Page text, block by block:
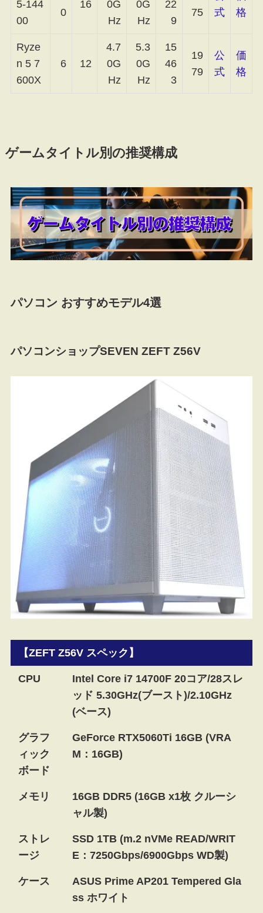
5-144
00
0
16
0G
Hz
0G
Hz
22
9
75
式
格
Ryze
n 5 7
600X
6 12
4.7
0G
Hz
5.3
0G
Hz
15
46
3
19
79
公
式
価
格
ゲームタイトル別の推奨構成
パソコン おすすめモデル4選
パソコンショップSEVEN ZEFT Z56V
【ZEFT Z56V スペック】
CPU
Intel Core i7 14700F 20コア/28スレ
ッド 5.30GHz(ブースト)/2.10GHz
(ベース)
グラフ
ィック
ボード
GeForce RTX5060Ti 16GB (VRA
M：16GB)
メモリ
16GB DDR5 (16GB x1枚 クルーシ
ャル製)
ストレ
ージ
SSD 1TB (m.2 nVMe READ/WRIT
E：7250Gbps/6900Gbps WD製)
ケース
ASUS Prime AP201 Tempered Gla
ss ホワイト